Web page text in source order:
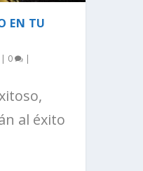
EN TU
| 0 |
al éxito